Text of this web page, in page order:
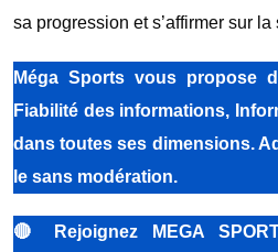
sa progression et s’affirmer sur
Méga Sports vous propose
Fiabilité des informations,
dans toutes ses dimensions.
le sans modération.
🔴
Rejoignez MEGA